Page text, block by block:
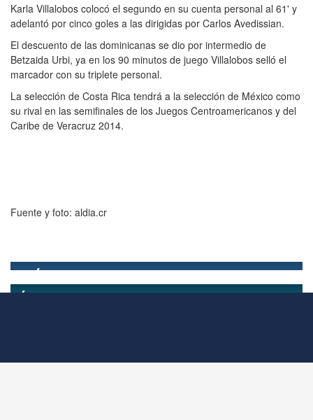
Karla Villalobos colocó el segundo en su cuenta personal al 61' y
adelantó por cinco goles a las dirigidas por Carlos Avedissian.
El descuento de las dominicanas se dio por intermedio de
Betzaida Urbi, ya en los 90 minutos de juego Villalobos selló el
marcador con su triplete personal.
La selección de Costa Rica tendrá a la selección de México como
su rival en las semifinales de los Juegos Centroamericanos y del
Caribe de Veracruz 2014.
Fuente y foto: aldia.cr